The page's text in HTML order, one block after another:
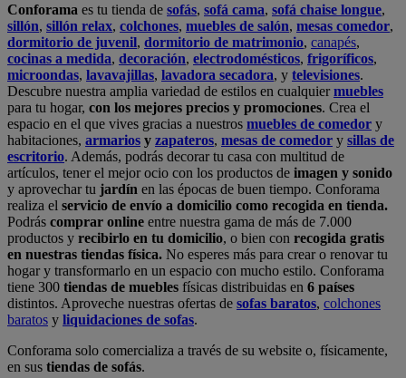
Conforama es tu tienda de sofás, sofá cama, sofá chaise longue,
sillón, sillón relax, colchones, muebles de salón, mesas comedor,
dormitorio de juvenil, dormitorio de matrimonio, canapés,
cocinas a medida, decoración, electrodomésticos, frigoríficos,
microondas, lavavajillas, lavadora secadora, y televisiones.
Descubre nuestra amplia variedad de estilos en cualquiermuebles
para tu hogar, con los mejores precios y promociones. Crea el
espacio en el que vives gracias a nuestros muebles de comedor y
habitaciones, armarios y zapateros, mesas de comedor y sillas de
escritorio. Además, podrás decorar tu casa con multitud de
artículos, tener el mejor ocio con los productos de imagen y sonido
y aprovechar tu jardín en las épocas de buen tiempo. Conforama
realiza el servicio de envío a domicilio como recogida en tienda.
Podrás comprar online entre nuestra gama de más de 7.000
productos y recibirlo en tu domicilio, o bien con recogida gratis
en nuestras tiendas física. No esperes más para crear o renovar tu
hogar y transformarlo en un espacio con mucho estilo. Conforama
tiene 300 tiendas de muebles físicas distribuidas en 6 países
distintos. Aproveche nuestras ofertas de sofas baratos, colchones
baratos y liquidaciones de sofas.
Conforama solo comercializa a través de su website o, físicamente,
en sus tiendas de sofás.